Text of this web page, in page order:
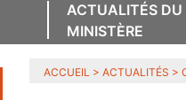
ACTUALITÉS DU
MINISTÈRE
ACCUEIL > ACTUALITÉS >